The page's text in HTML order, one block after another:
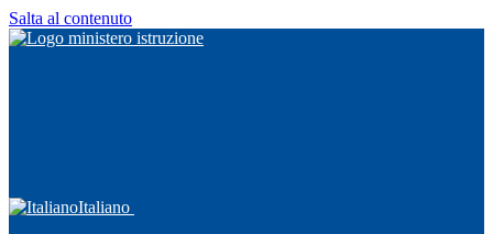
Salta al contenuto
Italiano